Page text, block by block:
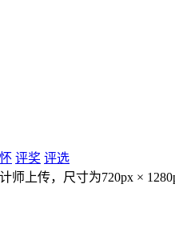
评奖 评选
上传，尺寸为720px ×